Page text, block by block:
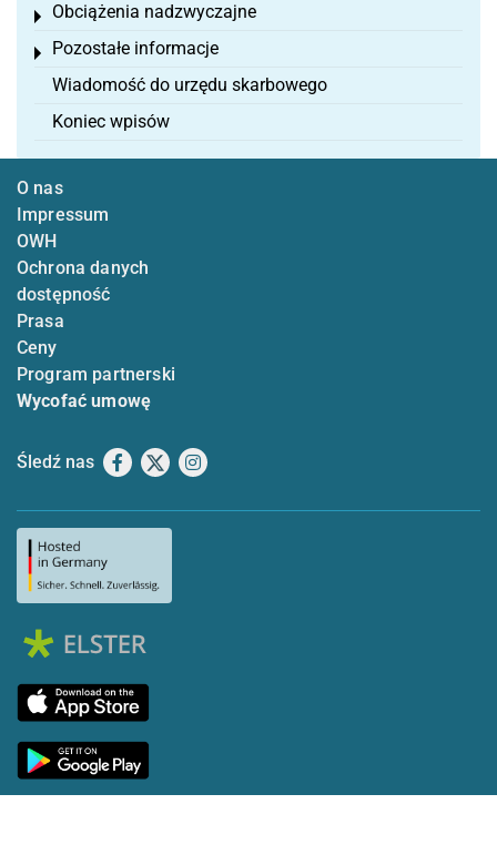
Obciążenia nadzwyczajne
Toggle menu
Pozostałe informacje
Toggle menu
Wiadomość do urzędu skarbowego
Koniec wpisów
O nas
Impressum
OWH
Ochrona danych
dostępność
Prasa
Ceny
Program partnerski
Wycofać umowę
Śledź nas Facebook
X Instagram